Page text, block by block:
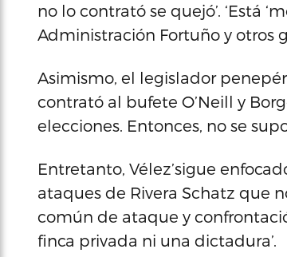
no lo contrató se quejó’. ‘Está
Administración Fortuño y otros
Asimismo, el legislador
contrató al bufete O’Neill y
elecciones. Entonces, no se
Entretanto, Vélez’sigue
ataques de Rivera Schatz que
común de ataque y
finca privada ni una dictadura’.